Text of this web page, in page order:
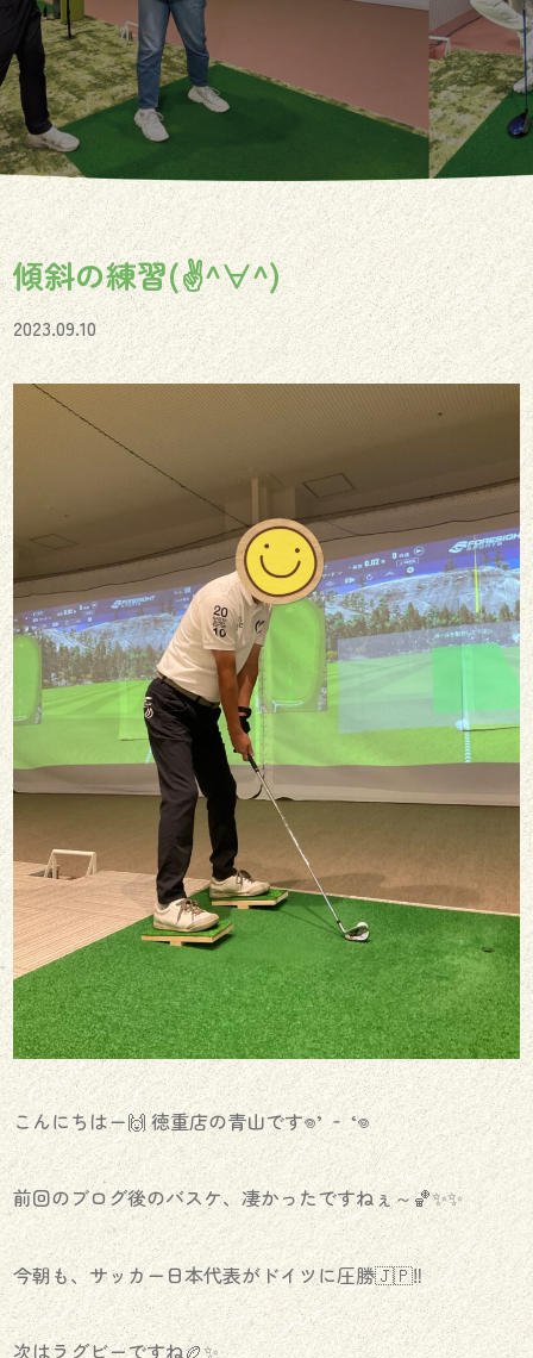
傾斜の練習(✌^∀^)
2023.09.10
こんにちはー🙌 徳重店の青山です𖦹‎’ ‐ ‘𖦹‎‎
前回のブログ後のバスケ、凄かったですねぇ～🏀✨️✨️
今朝も、サッカー日本代表がドイツに圧勝🇯🇵‼️
次はラグビーですね🏉✨